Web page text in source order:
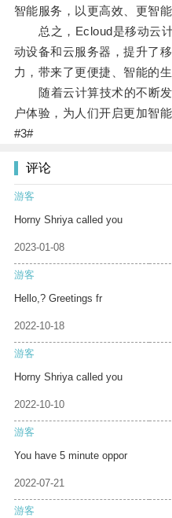
智能服务，以更高效、更智
总之，Ecloud是移动云计
动设备和云服务器，提升了
力，带来了更便捷、智能的生
随着云计算技术的不断发
户体验，为人们开启更加智
#3#
评论
游客
Horny Shriya called you
2023-01-08
游客
Hello,? Greetings fr
2022-10-18
游客
Horny Shriya called you
2022-10-10
游客
You have 5 minute oppor
2022-07-21
游客